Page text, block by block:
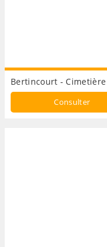
Bertincourt - Cimetière
Consulter